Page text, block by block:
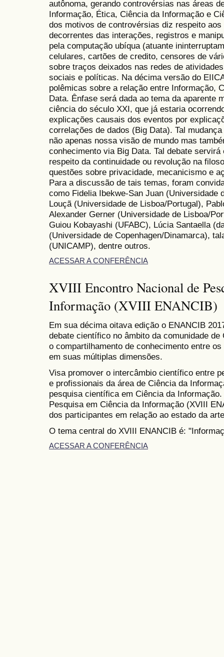
autônoma, gerando controvérsias nas áreas
Informação, Ética, Ciência da Informação e
dos motivos de controvérsias diz respeito
decorrentes das interações, registros e
pela computação ubíqua (atuante
celulares, cartões de credito, censores de
sobre traços deixados nas redes de
sociais e políticas. Na décima versão do
polêmicas sobre a relação entre Informação,
Data. Ênfase será dada ao tema da aparente
ciência do século XXI, que já estaria
explicações causais dos eventos por
correlações de dados (Big Data). Tal
não apenas nossa visão de mundo mas
conhecimento via Big Data. Tal debate
respeito da continuidade ou revolução na
questões sobre privacidade, mecanicismo e
Para a discussão de tais temas, foram
como Fidelia Ibekwe-San Juan (Universidade
Louçã (Universidade de Lisboa/Portugal),
Alexander Gerner (Universidade de Lisboa/
Guiou Kobayashi (UFABC), Lúcia Santaella
(Universidade de Copenhagen/Dinamarca),
(UNICAMP), dentre outros.
ACESSAR A CONFERÊNCIA
XVIII Encontro Nacional de
Informação (XVIII ENANCIB)
Em sua décima oitava edição o ENANCIB
debate científico no âmbito da comunidade
o compartilhamento de conhecimento entre
em suas múltiplas dimensões.
Visa promover o intercâmbio científico entre
e profissionais da área de Ciência da
pesquisa científica em Ciência da
Pesquisa em Ciência da Informação (XVIII
dos participantes em relação ao estado da
O tema central do XVIII ENANCIB é:
ACESSAR A CONFERÊNCIA